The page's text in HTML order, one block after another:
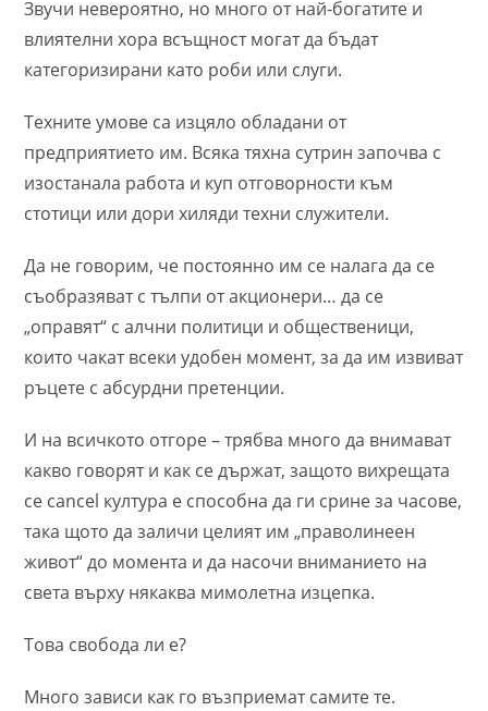
Звучи невероятно, но много от най-богатите и
влиятелни хора всъщност могат да бъдат
категоризирани като роби или слуги.
Техните умове са изцяло обладани от
предприятието им. Всяка тяхна сутрин започва с
изостанала работа и куп отговорности към
стотици или дори хиляди техни служители.
Да не говорим, че постоянно им се налага да се
съобразяват с тълпи от акционери… да се
„оправят“ с алчни политици и общественици,
които чакат всеки удобен момент, за да им извиват
ръцете с абсурдни претенции.
И на всичкото отгоре – трябва много да внимават
какво говорят и как се държат, защото вихрещата
се cancel култура е способна да ги срине за часове,
така щото да заличи целият им „праволинеен
живот“ до моментa и да насочи вниманието на
света върху някаква мимолетна изцепка.
Това свобода ли е?
Много зависи как го възприемат самите те.